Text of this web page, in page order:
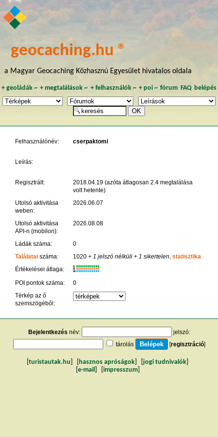
geocaching.hu ®
a Magyar Geocaching Közhasznú Egyesület hivatalos oldala
+ geoládák~ +megtalálások ~ + felhasználók~ + poi~ fórum FAQ belépés
Felhasználónév: cserpaktomi
Leírás:
Regisztrált:
2018.04.19 (azóta átlagosan 2.4 megtalálása
volt hetente)
Utolsó aktivitása
weben:
2026.06.07
Utolsó aktivitása
API-n (mobilon):
2026.08.08
Ládák száma:
0
Találataiszáma: 1020+ 1 jelszó nélküli+ 1 sikertelen statisztika
Értékelései átlaga:
K
R
W
POI pontok száma:
0
Térkép az ő
szemszögéből:
Bejelentkezés név:
jelszó:
tárolás
[regisztráció]
turistautak.hu hasznos apróságok jogi tudnivalók
e-mail impresszum]